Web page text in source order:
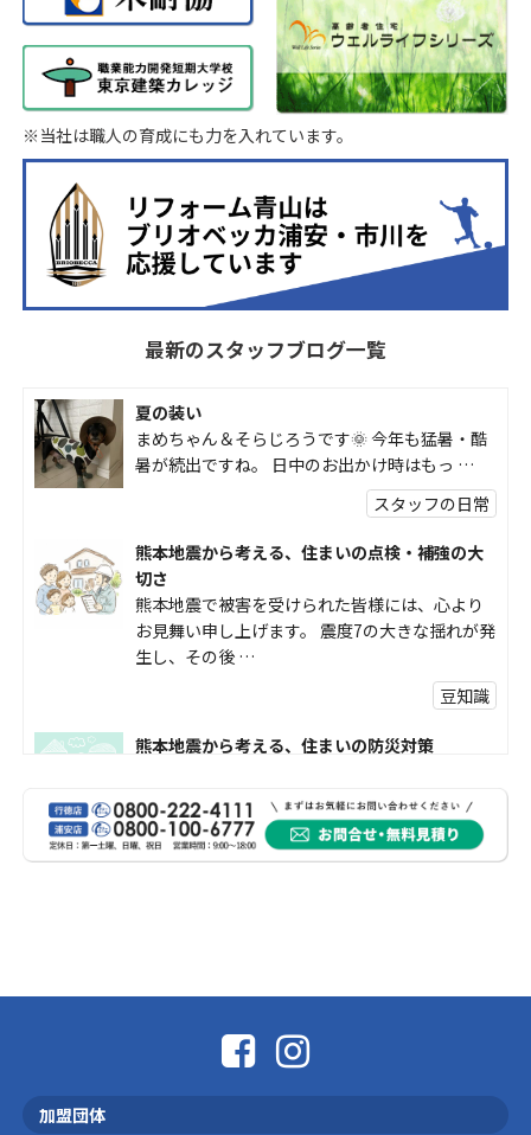
※当社は職人の育成にも力を入れています。
最新のスタッフブログ一覧
夏の装い
まめちゃん＆そらじろうです🌞 今年も猛暑・酷
暑が続出ですね。 日中のお出かけ時はもっ …
スタッフの日常
熊本地震から考える、住まいの点検・補強の大
切さ
熊本地震で被害を受けられた皆様には、心より
お見舞い申し上げます。 震度7の大きな揺れが発
生し、その後 …
豆知識
熊本地震から考える、住まいの防災対策
受けられた皆様に、心よりお見舞い申し上げま
す。 今回の地震 …
社長コラム
加盟団体